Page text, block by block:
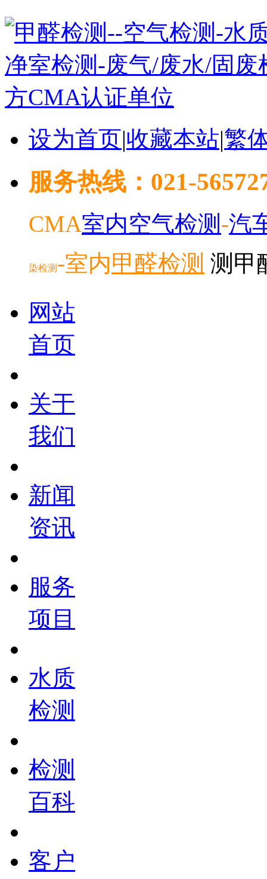
设为首页|收藏本站|繁
服务热线：021-
CMA室内空气检测 -汽
染检测 -室内甲醛检测 测甲
网站
首页
关于
我们
新闻
资讯
服务
项目
水质
检测
检测
百科
客户